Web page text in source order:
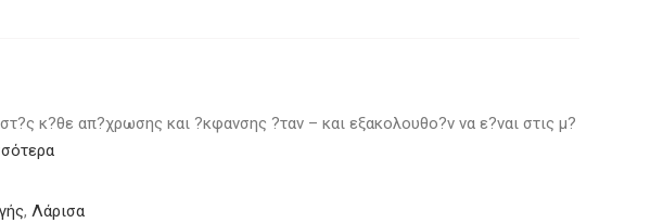
κ?θε απ?χρωσης και ?κφανσης ?ταν – και εξακολουθο?ν να ε?ναι στις μ?
, Λάρισα